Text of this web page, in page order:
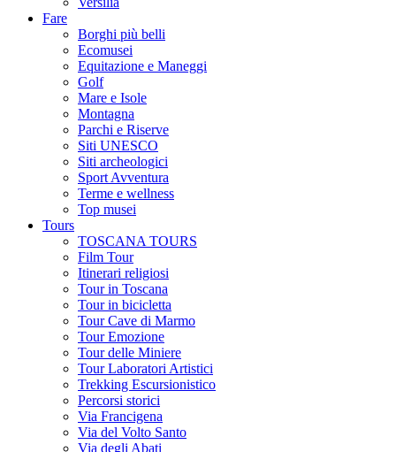
Fare
Borghi più belli
Ecomusei
Equitazione e Maneggi
Golf
Mare e Isole
Montagna
Parchi e Riserve
Siti UNESCO
Siti archeologici
Sport Avventura
Terme e wellness
Top musei
Tours
TOSCANA TOURS
Film Tour
Itinerari religiosi
Tour in Toscana
Tour in bicicletta
Tour Cave di Marmo
Tour Emozione
Tour delle Miniere
Tour Laboratori Artistici
Trekking Escursionistico
Percorsi storici
Via Francigena
Via del Volto Santo
Via degli Abati